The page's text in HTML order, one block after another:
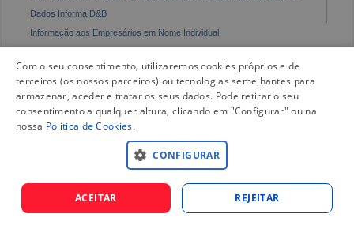
Dados Informa D&B
Informação aos Empresários em Nome Individual
Com o seu consentimento, utilizaremos cookies próprios e de
terceiros (os nossos parceiros) ou tecnologias semelhantes para
armazenar, aceder e tratar os seus dados. Pode retirar o seu
consentimento a qualquer altura, clicando em "Configurar" ou na
nossa Politica de Cookies.
CONFIGURAR
ACEITAR REJEITAR